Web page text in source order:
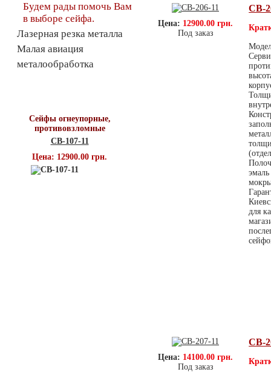
Цена: 12900.00 грн.
Под заказ
СВ-
для
Цена: 14100.00 грн.
Под заказ
СВ-
Будем рады помочь Вам
в выборе сейфа.
Лазерная резка металла
Малая авиация
металообработка
Сейфы огнеупорные,
противовзломные
СВ-107-11
Цена: 12900.00 грн.